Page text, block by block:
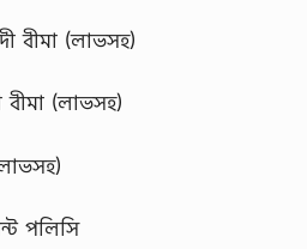
বীমা (লাভসহ)
(লাভসহ)
পলিসি